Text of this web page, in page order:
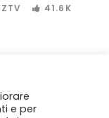
in aula gli
Val Gardena,
paese
41.6K
e per